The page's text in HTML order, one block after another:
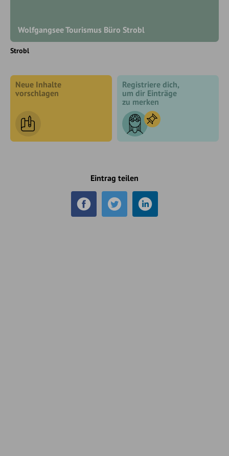
Wolfgangsee Tourismus Büro Strobl
Strobl
Neue Inhalte
vorschlagen
Registriere dich,
um dir Einträge
zu merken
Eintrag teilen